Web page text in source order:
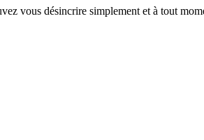
vous désincrire simplement et à tout